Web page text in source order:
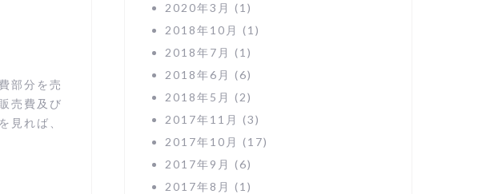
部分を売
売費及び
見れば、
2020年3月
(1)
2018年10月
(1)
2018年7月
(1)
2018年6月
(6)
2018年5月
(2)
2017年11月
(3)
2017年10月
(17)
2017年9月
(6)
2017年8月
(1)